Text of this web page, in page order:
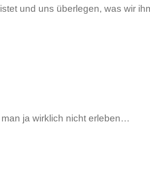
und uns überlegen, was wir
ja wirklich nicht erleben…